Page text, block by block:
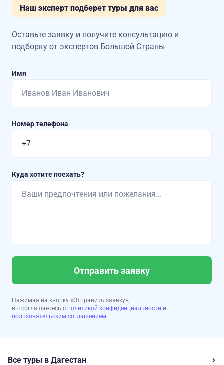
Наш эксперт подберет туры для вас
Оставьте заявку и получите консультацию и
подборку от экспертов Большой Страны
Имя
Номер телефона
Куда хотите поехать?
Отправить заявку
Нажимая на кнопку «Отправить заявку»,
вы соглашаетесь с политикой конфиденциальности и
пользовательским соглашением
Все туры в Дагестан